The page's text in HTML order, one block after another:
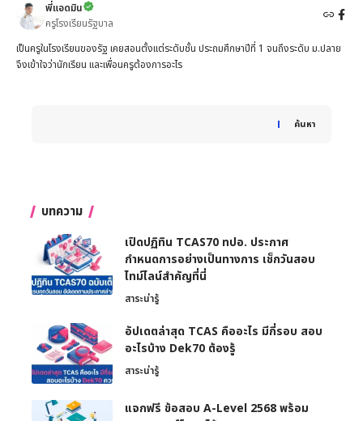
พี่แอดมิน
ครูโรงเรียนรัฐบาล
เป็นครูในโรงเรียนของรัฐ เคยสอนตั้งแต่ระดับชั้น ประถมศึกษาปีที่ 1 จนถึงระดับ ม.ปลาย
จึงเข้าใจว่านักเรียน และเพื่อนครูต้องการอะไร
ค้นหา
When autocomplete results are available use up and
บทความ
เปิดปฏิทิน TCAS70 ทปอ. ประกาศ
กำหนดการอย่างเป็นทางการ เช็กวันสอบ
ไทม์ไลน์สำคัญที่นี่
สาระน่ารู้
อัปเดตล่าสุด TCAS คืออะไร มีกี่รอบ สอบ
อะไรบ้าง Dek70 ต้องรู้
สาระน่ารู้
แจกฟรี ข้อสอบ A-Level 2568 พร้อม